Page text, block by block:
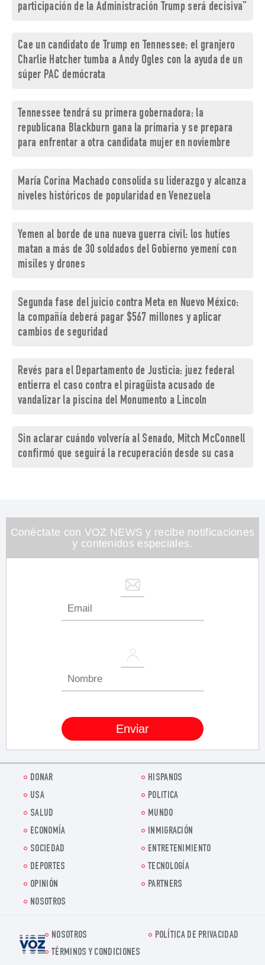
participación de la Administración Trump será decisiva”
Cae un candidato de Trump en Tennessee: el granjero
Charlie Hatcher tumba a Andy Ogles con la ayuda de un
súper PAC demócrata
Tennessee tendrá su primera gobernadora: la
republicana Blackburn gana la primaria y se prepara
para enfrentar a otra candidata mujer en noviembre
María Corina Machado consolida su liderazgo y alcanza
niveles históricos de popularidad en Venezuela
Yemen al borde de una nueva guerra civil: los hutíes
matan a más de 30 soldados del Gobierno yemení con
misiles y drones
Segunda fase del juicio contra Meta en Nuevo México:
la compañía deberá pagar $567 millones y aplicar
cambios de seguridad
Revés para el Departamento de Justicia: juez federal
entierra el caso contra el piragüista acusado de
vandalizar la piscina del Monumento a Lincoln
Sin aclarar cuándo volvería al Senado, Mitch McConnell
confirmó que seguirá la recuperación desde su casa
Conéctate con VOZ NEWS y recibe notificaciones
y contenidos especiales.
DONAR
HISPANOS
USA
POLITICA
SALUD
MUNDO
ECONOMÍA
INMIGRACIÓN
SOCIEDAD
ENTRETENIMIENTO
DEPORTES
TECNOLOGÍA
OPINIÓN
PARTNERS
NOSOTROS
Voz.us
NOSOTROS
POLÍTICA DE PRIVACIDAD
TÉRMINOS Y CONDICIONES